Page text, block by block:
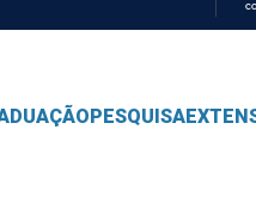
PESQUISA